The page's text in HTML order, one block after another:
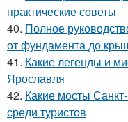
практические советы
40. Полное
от фундамента до
41. Какие легенды и
Ярославля
42. Какие мосты
среди туристов